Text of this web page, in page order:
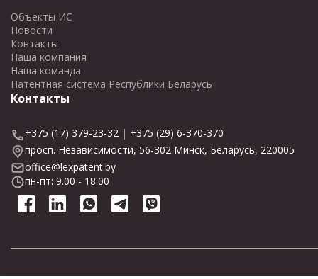
Объекты ИС
Новости
Контакты
Наша компания
Наша команда
Патентная система Республики Беларусь
Контакты
+375 (17) 379-23-32 | +375 (29) 6-370-370
просп. Независимости, 56-302 Минск, Беларусь, 220005
office@lexpatent.by
пн-пт: 9.00 - 18.00